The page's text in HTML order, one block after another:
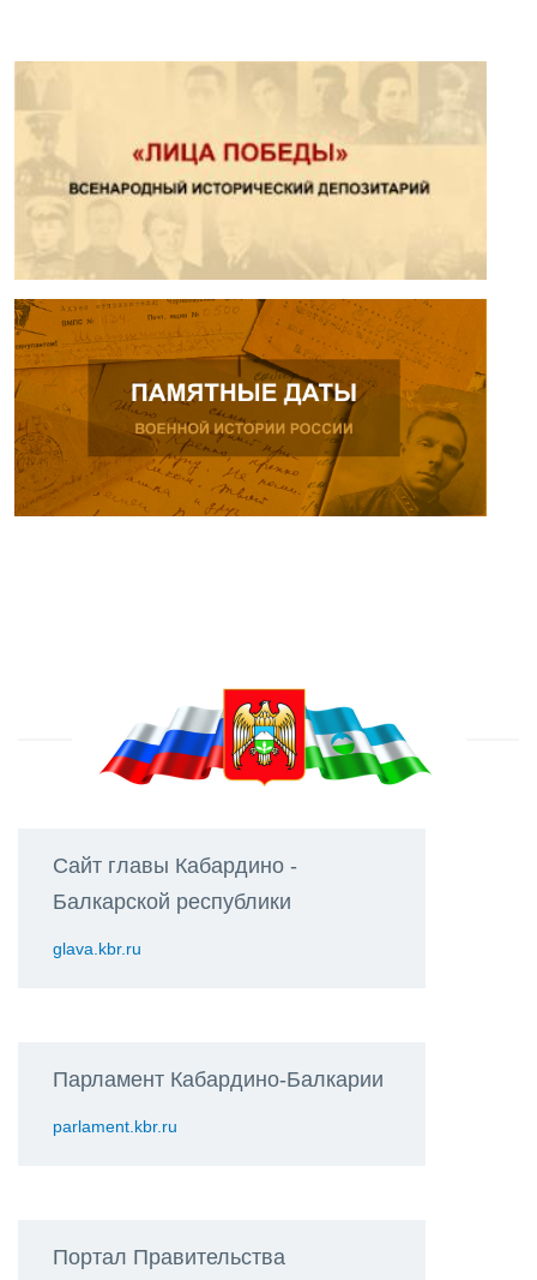
Сайт главы Кабардино -
Балкарской республики
glava.kbr.ru
Парламент Кабардино-Балкарии
parlament.kbr.ru
Портал Правительства